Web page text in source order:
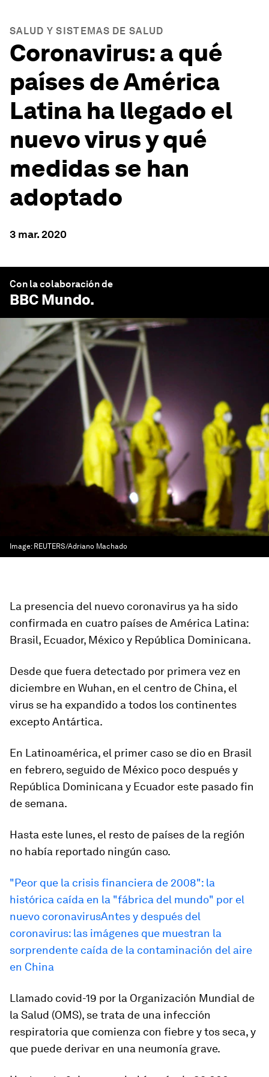
SALUD Y SISTEMAS DE SALUD
Coronavirus: a qué
países de América
Latina ha llegado el
nuevo virus y qué
medidas se han
adoptado
3 mar. 2020
Con la colaboración de
BBC Mundo.
Image: REUTERS/Adriano Machado
La presencia del nuevo coronavirus ya ha sido
confirmada en cuatro países de América Latina:
Brasil, Ecuador, México y República Dominicana.
Desde que fuera detectado por primera vez en
diciembre en Wuhan, en el centro de China, el
virus se ha expandido a todos los continentes
excepto Antártica.
En Latinoamérica, el primer caso se dio en Brasil
en febrero, seguido de México poco después y
República Dominicana y Ecuador este pasado fin
de semana.
Hasta este lunes, el resto de países de la región
no había reportado ningún caso.
"Peor que la crisis financiera de 2008": la
histórica caída en la "fábrica del mundo" por el
nuevo coronavirusAntes y después del
coronavirus: las imágenes que muestran la
sorprendente caída de la contaminación del aire
en China
Llamado covid-19 por la Organización Mundial de
la Salud (OMS), se trata de una infección
respiratoria que comienza con fiebre y tos seca, y
que puede derivar en una neumonía grave.